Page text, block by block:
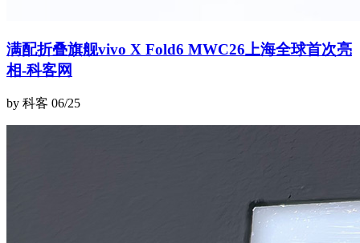
满配折叠旗舰vivo X Fold6 MWC26上海全球首次亮
相-科客网
by 科客 06/25